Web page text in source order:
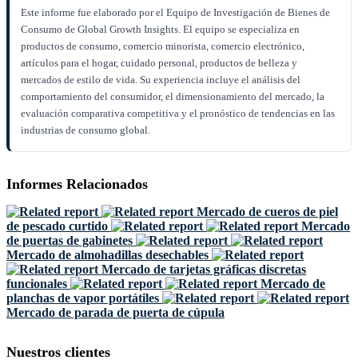
Este informe fue elaborado por el Equipo de Investigación de Bienes de
Consumo de Global Growth Insights. El equipo se especializa en
productos de consumo, comercio minorista, comercio electrónico,
artículos para el hogar, cuidado personal, productos de belleza y
mercados de estilo de vida. Su experiencia incluye el análisis del
comportamiento del consumidor, el dimensionamiento del mercado, la
evaluación comparativa competitiva y el pronóstico de tendencias en las
industrias de consumo global.
Informes Relacionados
Mercado de cueros de piel
de pescado curtido
Mercado
de puertas de gabinetes
Mercado de almohadillas desechables
Mercado de tarjetas gráficas discretas
funcionales
Mercado de
planchas de vapor portátiles
Mercado de parada de puerta de cúpula
Nuestros clientes